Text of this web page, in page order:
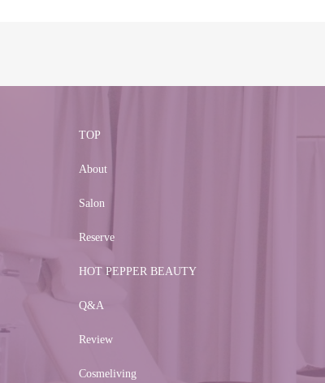
TOP
About
Salon
Reserve
HOT PEPPER BEAUTY
Q&A
Review
Cosmeliving